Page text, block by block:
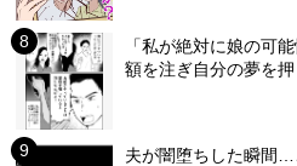
「私が絶対に娘の可
額を注ぎ自分の夢を
夫が闇堕ちした瞬間